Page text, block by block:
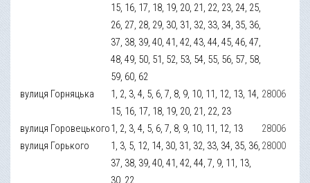
15, 16, 17, 18, 19, 20, 21, 22, 23, 24, 25,
26, 27, 28, 29, 30, 31, 32, 33, 34, 35, 36,
37, 38, 39, 40, 41, 42, 43, 44, 45, 46, 47,
48, 49, 50, 51, 52, 53, 54, 55, 56, 57, 58,
59, 60, 62
вулиця Горняцька
1, 2, 3, 4, 5, 6, 7, 8, 9, 10, 11, 12, 13, 14,
15, 16, 17, 18, 19, 20, 21, 22, 23
28006
вулиця Горовецького1, 2, 3, 4, 5, 6, 7, 8, 9, 10, 11, 12, 13
28006
вулиця Горького
1, 3, 5, 12, 14, 30, 31, 32, 33, 34, 35, 36,
37, 38, 39, 40, 41, 42, 44, 7, 9, 11, 13,
30, 22
28000